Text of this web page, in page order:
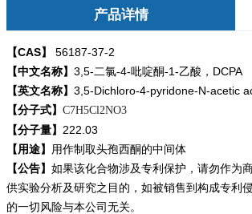
产品详情
【CAS】
56187-37-2
【中文名称】 3,5-二氯-4-吡啶酮-1-乙酸，DCPA
【英文名称】 3,5-Dichloro-4-pyridone-N-acetic
【分子式】 C7H5Cl2NO3
【分子量】 222.03
【用途】
用作制取头孢西酮的中间体
【公告】 如果该化合物涉及专利保护，请勿作为
供实验分析及研究之目的，如被销售到构成专利
的一切风险与本公司无关。